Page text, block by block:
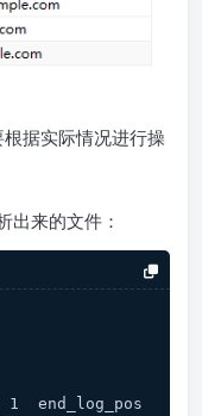
据实际情况进行操
出来的文件：
end_log_pos